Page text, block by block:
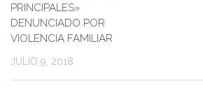
PRINCIPALES»
DENUNCIADO POR
VIOLENCIA FAMILIAR
JULIO 9, 2018